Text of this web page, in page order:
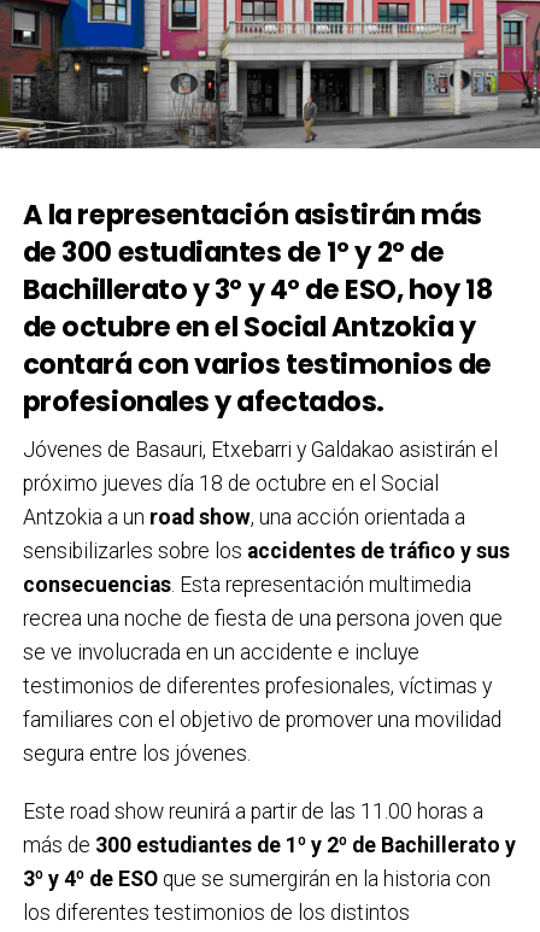
A la representación asistirán más
de 300 estudiantes de 1º y 2º de
Bachillerato y 3º y 4º de ESO, hoy 18
de octubre en el Social Antzokia y
contará con varios testimonios de
profesionales y afectados.
Jóvenes de Basauri, Etxebarri y Galdakao asistirán el
próximo jueves día 18 de octubre en el Social
Antzokia a un road show, una acción orientada a
sensibilizarles sobre los accidentes de tráfico y sus
consecuencias. Esta representación multimedia
recrea una noche de fiesta de una persona joven que
se ve involucrada en un accidente e incluye
testimonios de diferentes profesionales, víctimas y
familiares con el objetivo de promover una movilidad
segura entre los jóvenes.
Este road show reunirá a partir de las 11.00 horas a
más de 300 estudiantes de 1º y 2º de Bachillerato y
3º y 4º de ESOque se sumergirán en la historia con
los diferentes testimonios de los distintos